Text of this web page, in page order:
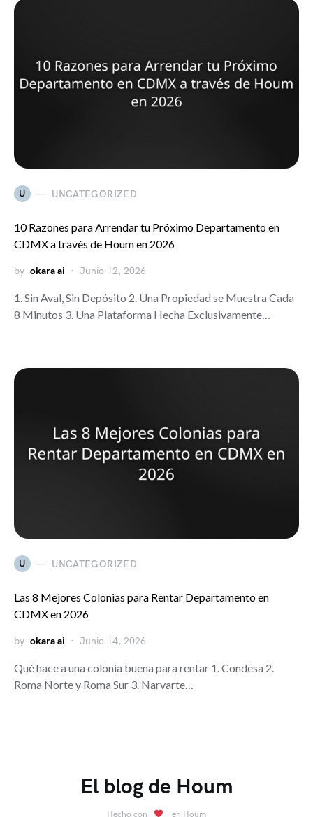
U UNCATEGORIZED
10 Razones para Arrendar tu Próximo Departamento en
CDMX a través de Houm en 2026
by okara ai Junio 12, 2026
1. Sin Aval, Sin Depósito 2. Una Propiedad se Muestra Cada
8 Minutos 3. Una Plataforma Hecha Exclusivamente…
U UNCATEGORIZED
Las 8 Mejores Colonias para Rentar Departamento en
CDMX en 2026
by okara ai Junio 14, 2026
Qué hace a una colonia buena para rentar 1. Condesa 2.
Roma Norte y Roma Sur 3. Narvarte…
El blog de Houm
Hecho con en Houm